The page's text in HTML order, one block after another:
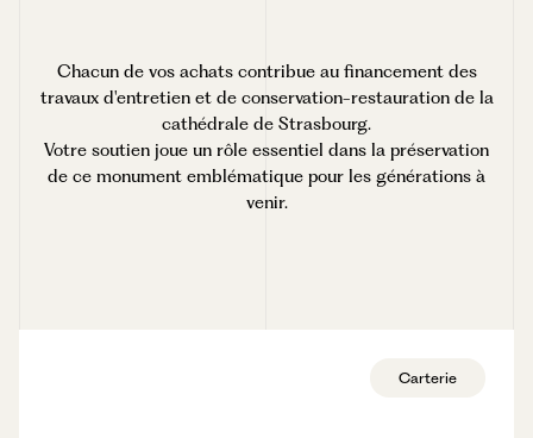
Petits objets Photographies
Chacun de vos achats contribue au financement des
travaux d'entretien et de conservation-restauration de la
cathédrale de Strasbourg.
Votre soutien joue un rôle essentiel dans la préservation
de ce monument emblématique pour les générations à
venir.
Carterie